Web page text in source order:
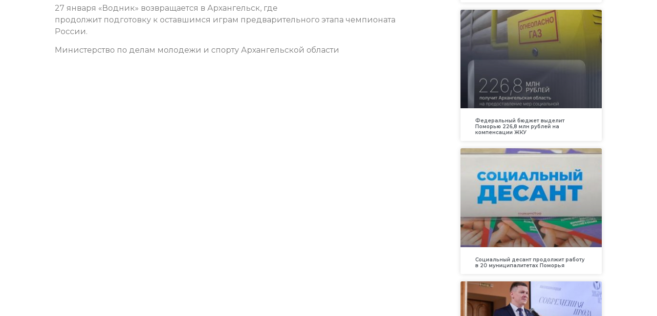
27 января «Водник» возвращается в Архангельск, где
продолжит подготовку к оставшимся играм предварительного этапа чемпионата
России.
Министерство по делам молодежи и спорту Архангельской области
Федеральный бюджет выделит
Поморью 226,8 млн рублей на
компенсации ЖКУ
Социальный десант продолжит работу
в 20 муниципалитетах Поморья